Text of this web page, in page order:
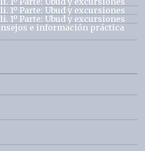
1º Parte: Ubud y excursiones
1º Parte: Ubud y excursiones
e información práctica